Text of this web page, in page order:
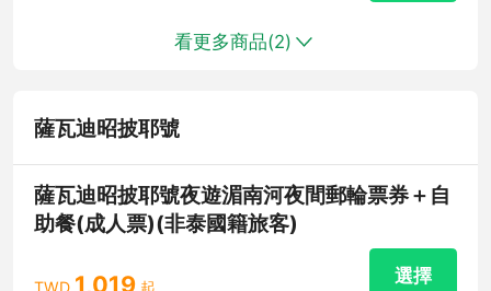
看更多商品(2)
薩瓦迪昭披耶號
薩瓦迪昭披耶號夜遊湄南河夜間郵輪票券＋自
助餐(成人票)(非泰國籍旅客)
TWD 1,019 起
選擇